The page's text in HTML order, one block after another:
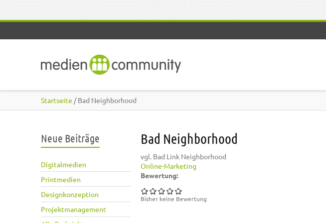
Startseite / Bad Neighborhood
Neue Beiträge
Digitalmedien
Printmedien
Designkonzeption
Projektmanagement
Bad Neighborhood
vgl. Bad Link Neighborhood
Online-Marketing
Bewertung:
Bisher keine Bewertung